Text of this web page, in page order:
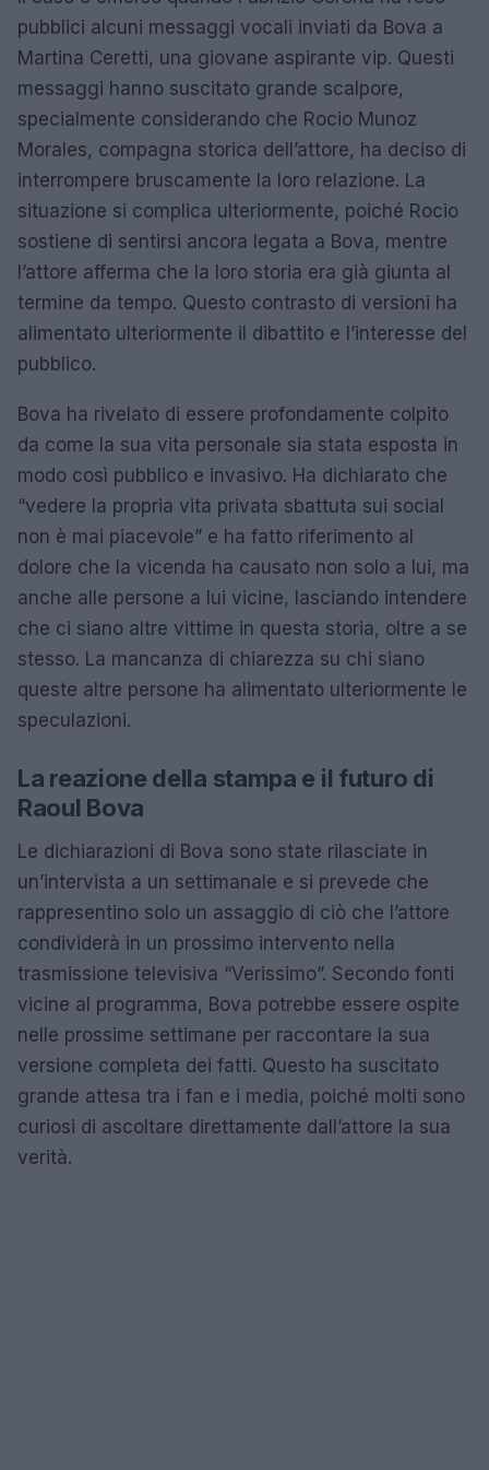
pubblici alcuni messaggi vocali inviati da Bova a
Martina Ceretti, una giovane aspirante vip. Questi
messaggi hanno suscitato grande scalpore,
specialmente considerando che Rocio Munoz
Morales, compagna storica dell’attore, ha deciso di
interrompere bruscamente la loro relazione. La
situazione si complica ulteriormente, poiché Rocio
sostiene di sentirsi ancora legata a Bova, mentre
l’attore afferma che la loro storia era già giunta al
termine da tempo. Questo contrasto di versioni ha
alimentato ulteriormente il dibattito e l’interesse del
pubblico.
Bova ha rivelato di essere profondamente colpito
da come la sua vita personale sia stata esposta in
modo così pubblico e invasivo. Ha dichiarato che
“vedere la propria vita privata sbattuta sui social
non è mai piacevole” e ha fatto riferimento al
dolore che la vicenda ha causato non solo a lui, ma
anche alle persone a lui vicine, lasciando intendere
che ci siano altre vittime in questa storia, oltre a se
stesso. La mancanza di chiarezza su chi siano
queste altre persone ha alimentato ulteriormente le
speculazioni.
La reazione della stampa e il futuro di
Raoul Bova
Le dichiarazioni di Bova sono state rilasciate in
un’intervista a un settimanale e si prevede che
rappresentino solo un assaggio di ciò che l’attore
condividerà in un prossimo intervento nella
trasmissione televisiva “Verissimo”. Secondo fonti
vicine al programma, Bova potrebbe essere ospite
nelle prossime settimane per raccontare la sua
versione completa dei fatti. Questo ha suscitato
grande attesa tra i fan e i media, poiché molti sono
curiosi di ascoltare direttamente dall’attore la sua
verità.